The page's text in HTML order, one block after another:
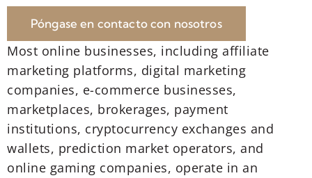
Póngase en contacto con nosotros
Most online businesses, including affiliate
marketing platforms, digital marketing
companies, e-commerce businesses,
marketplaces, brokerages, payment
institutions, cryptocurrency exchanges and
wallets, prediction market operators, and
online gaming companies, operate in an